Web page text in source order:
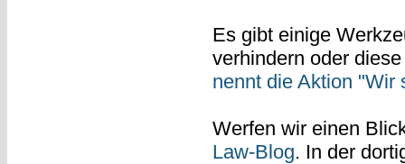
Es gibt einige
verhindern oder
nennt die Aktion "Wir
Werfen wir einen
Law-Blog. In der